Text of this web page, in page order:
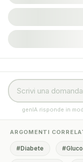
genIA risponde in
ARGOMENTI
#Diabete